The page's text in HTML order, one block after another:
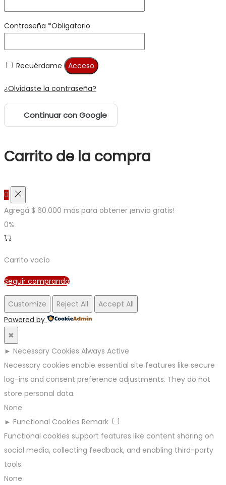
Contraseña *Obligatorio
Recuérdame Acceso
¿Olvidaste la contraseña?
Continuar con Google
Carrito de la compra
0
Agregá $ 60.000 más para obtener ¡envío gratis!
0%
Carrito vacío
Seguir comprando
Customize Reject All
Accept All
Powered by
✖
► Necessary Cookies Always Active
Necessary cookies enable essential site features like secure
log-ins and consent preference adjustments. They do not
store personal data.
None
► Functional Cookies Remark
Functional cookies support features like content sharing on
social media, collecting feedback, and enabling third-party
tools.
None